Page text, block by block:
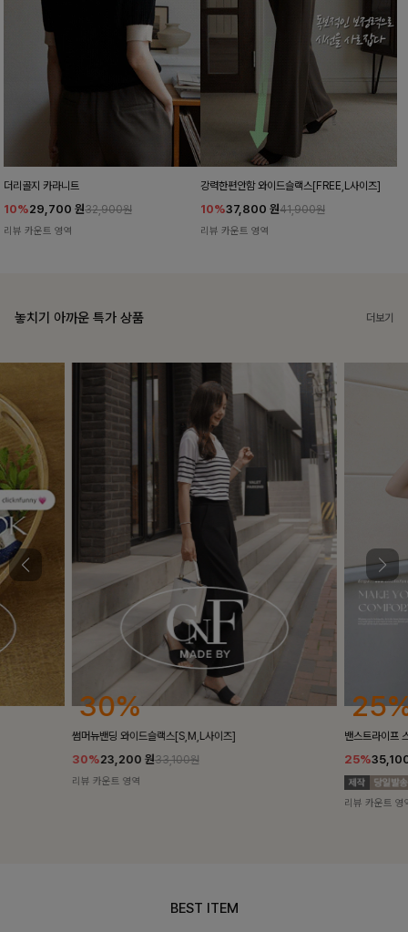
더리골지 카라니트
10%29,700 원32,900원
리뷰 카운트 영역
강력한편안함 와이드슬랙스[FREE,L사이즈]
10%37,800 원41,900원
리뷰 카운트 영역
놓치기 아까운 특가 상품 더보기
25%
밴스트라이프 스트링원피스
25%35,100원46,800원
12%
쥬린레이스 카
12%
리뷰 카운트 영
BEST ITEM